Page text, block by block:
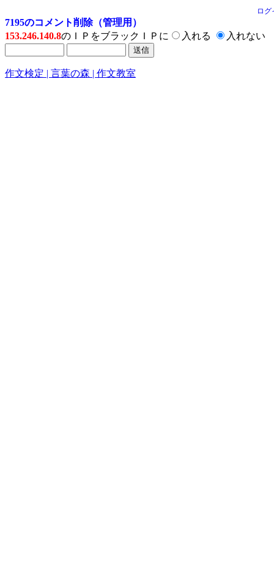
ログ
7195のコメント削除（管理用）
153.246.140.8のＩＰをブラックＩＰに 入れる 入れない
作文検定 | 言葉の森 | 作文教室